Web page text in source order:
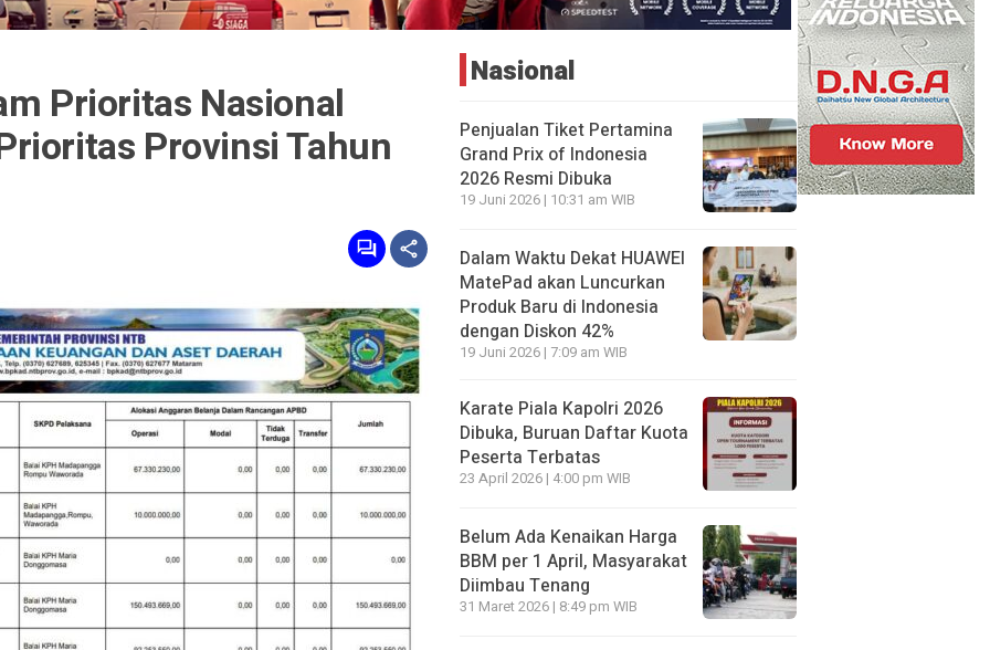
Prioritas Nasional
Provinsi Tahun
Nasional
Penjualan Tiket Pertamina
Grand Prix of Indonesia
2026 Resmi Dibuka
19 Juni 2026 | 10:31 am WIB
Dalam Waktu Dekat HUAWEI
MatePad akan Luncurkan
Produk Baru di Indonesia
dengan Diskon 42%
19 Juni 2026 | 7:09 am WIB
Karate Piala Kapolri 2026
Dibuka, Buruan Daftar Kuota
Peserta Terbatas
23 April 2026 | 4:00 pm WIB
Belum Ada Kenaikan Harga
BBM per 1 April, Masyarakat
Diimbau Tenang
31 Maret 2026 | 8:49 pm WIB